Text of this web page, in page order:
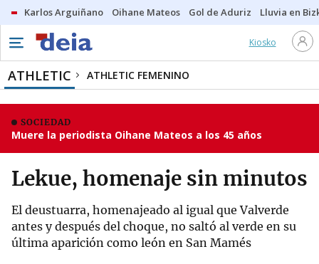
Karlos Arguiñano Oihane Mateos Gol de Aduriz Lluvia en
Kiosko
ATHLETIC ATHLETIC FEMENINO
SOCIEDAD
Muere la periodista Oihane Mateos a los 45 años
Lekue, homenaje sin minutos
El deustuarra, homenajeado al igual que Valverde
antes y después del choque, no saltó al verde en su
última aparición como león en San Mamés